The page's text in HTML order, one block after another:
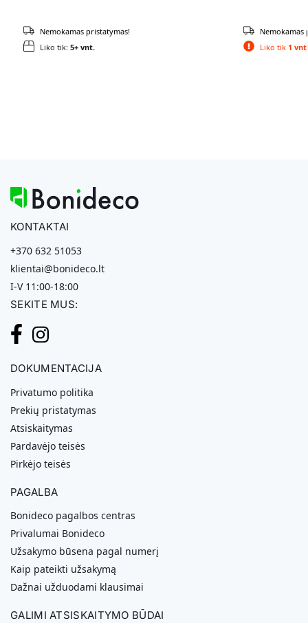
Liko tik: 5+ vnt.
Nemokamas pristatymas!
Liko tik 1 vnt.
Nemokamas
KONTAKTAI
+370 632 51053
klientai@bonideco.lt
I-V 11:00-18:00
SEKITE MUS:
DOKUMENTACIJA
Privatumo politika
Prekių pristatymas
Atsiskaitymas
Pardavėjo teisės
Pirkėjo teisės
PAGALBA
Bonideco pagalbos centras
Privalumai Bonideco
Užsakymo būsena pagal numerį
Kaip pateikti užsakymą
Dažnai užduodami klausimai
GALIMI ATSISKAITYMO BŪDAI